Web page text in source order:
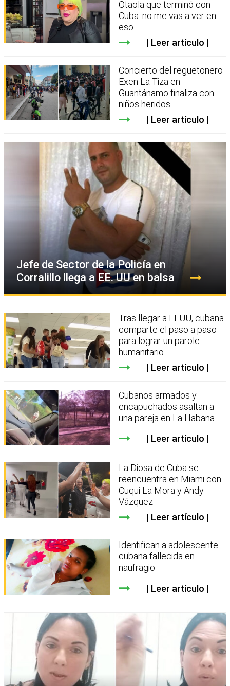
Otaola que terminó con
Cuba: no me vas a ver en
eso
Leer artículo
Concierto del reguetonero
Exen La Tiza en
Guantánamo finaliza con
niños heridos
Leer artículo
Jefe de Sector de la Policía en
Corralillo llega a EE. UU en balsa
Tras llegar a EEUU, cubana
comparte el paso a paso
para lograr un parole
humanitario
Leer artículo
Cubanos armados y
encapuchados asaltan a
una pareja en La Habana
Leer artículo
La Diosa de Cuba se
reencuentra en Miami con
Cuqui La Mora y Andy
Vázquez
Leer artículo
Identifican a adolescente
cubana fallecida en
naufragio
Leer artículo